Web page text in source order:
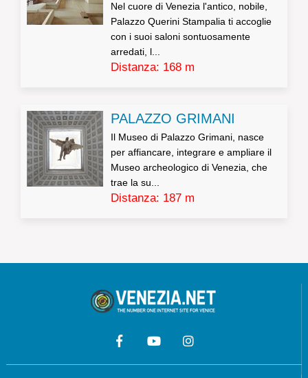
Nel cuore di Venezia l'antico, nobile,
Palazzo Querini Stampalia ti accoglie
con i suoi saloni sontuosamente
arredati, l...
Distanza: 168 m
PALAZZO GRIMANI
Il Museo di Palazzo Grimani, nasce
per affiancare, integrare e ampliare il
Museo archeologico di Venezia, che
trae la su...
Distanza: 187 m